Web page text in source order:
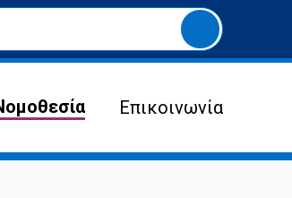
Yποβολή
αναζήτησης
Επικοινωνία